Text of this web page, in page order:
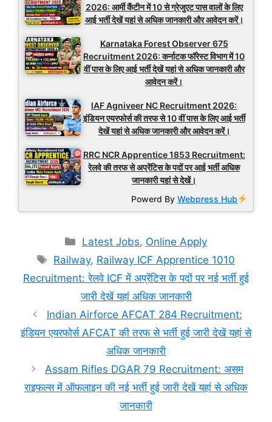
2026: आर्मी कैंटीन में 10 से ग्रेजुएट पास वालों के लिए
आई भर्ती देखें यहां से अधिक जानकारी और आवेदन करें।
Karnataka Forest Observer 675
Recruitment 2026: कर्नाटक फॉरेस्ट विभाग में 10
वीं पास के लिए आई भर्ती देखें यहां से अधिक जानकारी और
आवेदन करें।
IAF Agniveer NC Recruitment 2026:
इंडियन एयरफोर्स की तरफ से 10 वीं पास के लिए आई भर्ती
देखें यहां से अधिक जानकारी और आवेदन करें।
RRC NCR Apprentice 1853 Recruitment:
रेलवे की तरफ से अप्रेंटिस के पदों पर आई भर्ती अधिक
जानकारी यहां से देखें।
Powerd ByWebpress Hub
Categories
Latest Jobs, Online Apply
Tags
Railway, Railway ICF Apprentice 1010
Recruitment: रेलवे ICF में अप्रेंटिस के पदों पर नई भर्ती हुई
जारी देखें यहां अधिक जानकारी
Indian Airforce AFCAT 284 Recruitment:
इंडियन एयरफोर्स AFCAT की तरफ से भर्ती हुई जारी देखें यहां से
अधिक जानकारी
Assam Rifles DGAR 79 Recruitment: असम
राइफल्स में ऑफलाइन की नई भर्ती हुई जारी देखें यहां से अधिक
जानकारी